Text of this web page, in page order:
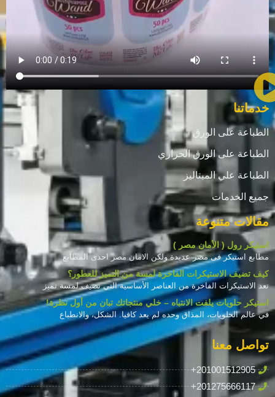
خدماتنا
الطباعة على الورق
الطباعة على الورق الحراري
الطباعة علي الميتاليز
جميع الخدمات
مقالات متنوعة
استيكر رول ( الأمان مصر )
مطابع استيكر فى مصر عديدة ولكن الامان مصر احدى المطابع
كيف تضيف الاستيكرات الفاخرة لمسة من التميز للعطور؟
تعد الاستيكرات الفاخرة من العناصر الأساسية التي تضيف لمسة تميز
استيكر حلويات يلفت الانتباه – خلي منتجاتك تبان من أول نظرة!
في عالم الحلويات، المذاق وحده لم يعد كافيا. الشكل، والانطباع
تواصل معنا
+201001512905
+201275666117